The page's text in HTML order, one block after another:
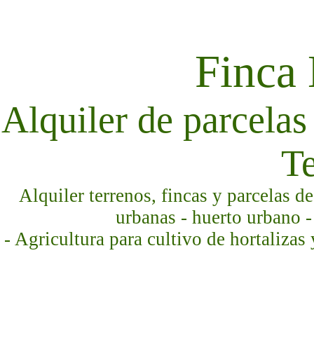
Finca
Alquiler de
Alquiler terrenos, fincas y parcelas
urbanas - huerto urbano
- Agricultura para cultivo de hortalizas